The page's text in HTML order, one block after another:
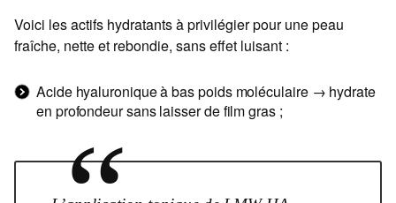
Voici les actifs hydratants à privilégier pour une peau
fraîche, nette et rebondie, sans effet luisant :
Acide hyaluronique à bas poids moléculaire → hydrate
en profondeur sans laisser de film gras ;